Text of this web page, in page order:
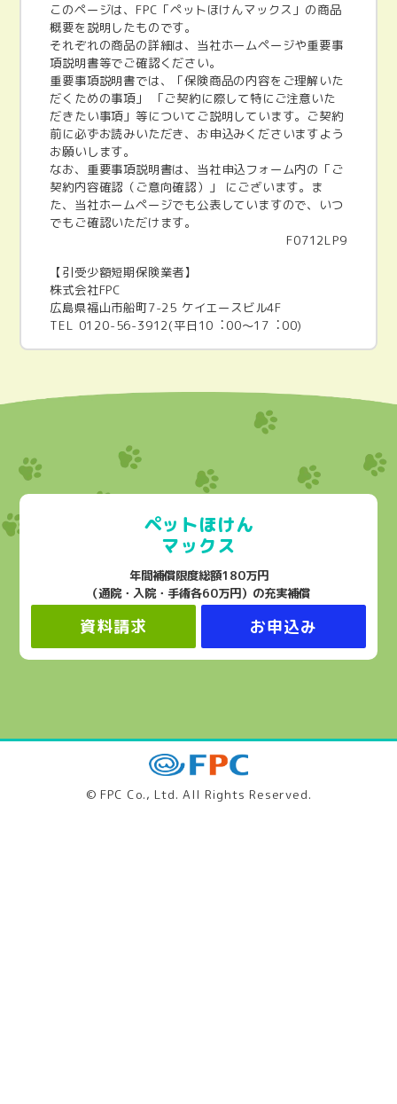
このページは、FPC「ペットほけんマックス」の商品
概要を説明したものです。
それぞれの商品の詳細は、当社ホームページや重要事
項説明書等でご確認ください。
重要事項説明書では、「保険商品の内容をご理解いた
だくための事項」 「ご契約に際して特にご注意いた
だきたい事項」等についてご説明しています。ご契約
前に必ずお読みいただき、お申込みくださいますよう
お願いします。
なお、重要事項説明書は、当社申込フォーム内の「ご
契約内容確認（ご意向確認）」 にございます。ま
た、当社ホームページでも公表していますので、いつ
でもご確認いただけます。
F0712LP9
【引受少額短期保険業者】
株式会社FPC
広島県福山市船町7-25 ケイエースビル4F
TEL 0120-56-3912(平日10︓00～17︓00)
ペットほけん
マックス
年間補償限度総額180万円
（通院・入院・手術各60万円）の充実補償
資料請求 お申込み
© FPC Co., Ltd. All Rights Reserved.